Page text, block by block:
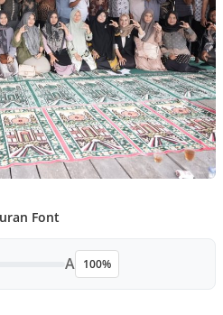
Font
A 100%